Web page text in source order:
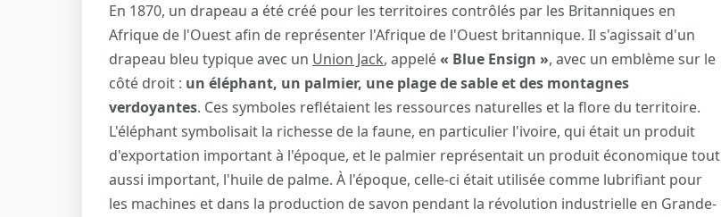
En 1870, un drapeau a été créé pour les territoires contrôlés par les Britanniques en
Afrique de l'Ouest afin de représenter l'Afrique de l'Ouest britannique. Il s'agissait d'un
drapeau bleu typique avec un Union Jack, appelé« Blue Ensign », avec un emblème sur le
côté droit : un éléphant, un palmier, une plage de sable et des montagnes
verdoyantes. Ces symboles reflétaient les ressources naturelles et la flore du territoire.
L'éléphant symbolisait la richesse de la faune, en particulier l'ivoire, qui était un produit
d'exportation important à l'époque, et le palmier représentait un produit économique tout
aussi important, l'huile de palme. À l'époque, celle-ci était utilisée comme lubrifiant pour
les machines et dans la production de savon pendant la révolution industrielle en Grande-